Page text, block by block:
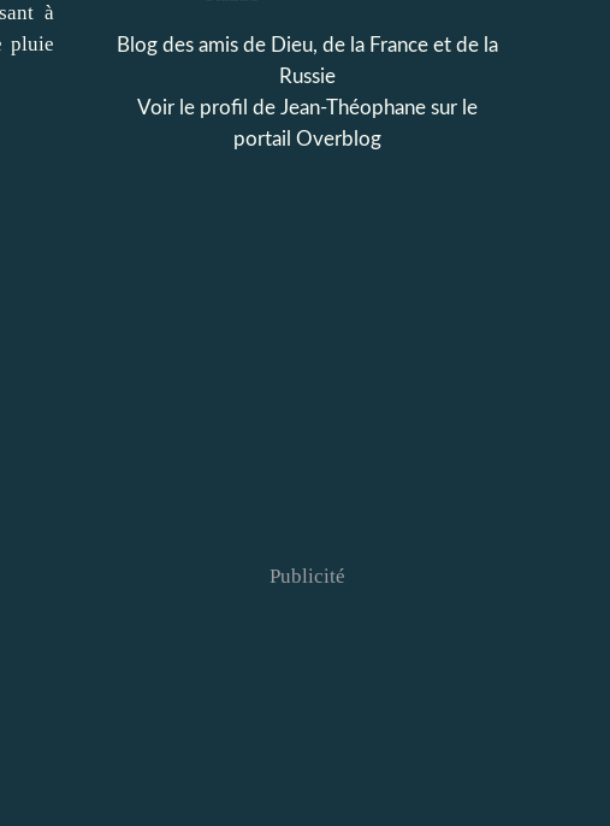
à
pluie
Blog des amis de Dieu, de la France et de la
Russie
Voir le profil de Jean-Théophanesur le
portail Overblog
Publicité